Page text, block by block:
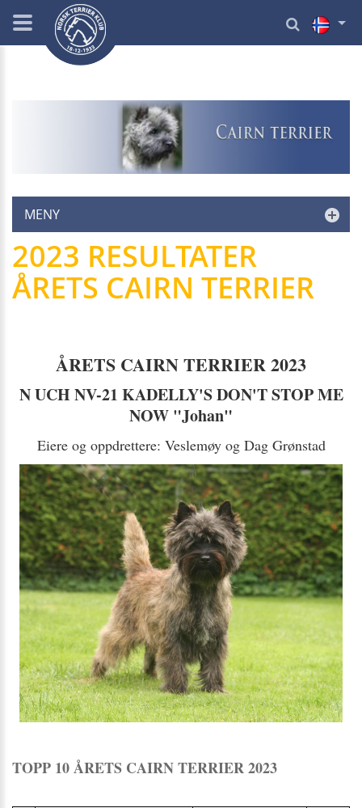
MENY
2023 RESULTATER
ÅRETS CAIRN TERRIER
ÅRETS CAIRN TERRIER 2023
N UCH NV-21 KADELLY'S DON'T STOP ME
NOW "Johan"
Eiere og oppdrettere: Veslemøy og Dag Grønstad
TOPP 10 ÅRETS CAIRN TERRIER 2023